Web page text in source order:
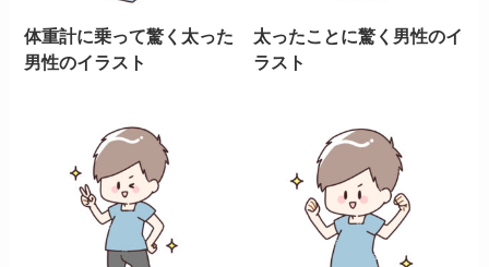
体重計に乗って驚く太った
男性のイラスト
太ったことに驚く男性のイ
ラスト